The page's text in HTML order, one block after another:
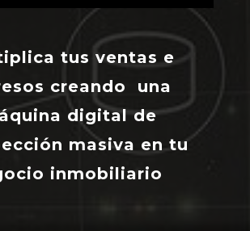
tus ventas e
creando una
digital de
masiva en tu
inmobiliario